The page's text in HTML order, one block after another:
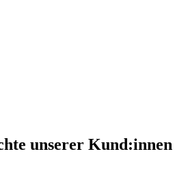
unserer Kund:innen